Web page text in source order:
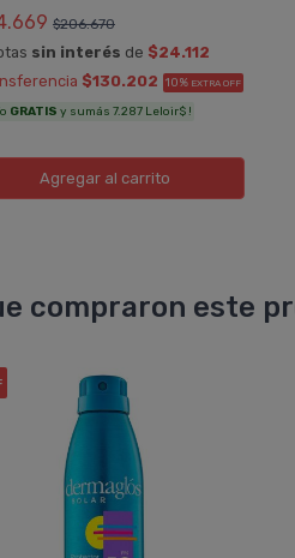
$206.670
sin interés de $24.112
$130.202 10% EXTRA OFF
GRATIS y sumás 7.287 Leloir$ !
Agregaral carrito
compraron este